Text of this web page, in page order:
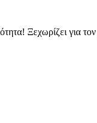
Ξεχωρίζει για